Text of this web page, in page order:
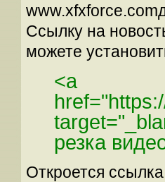
Ссылку на
можете
<a
резка
Откроется